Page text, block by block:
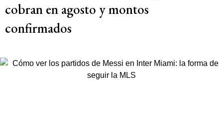
cobran en agosto y montos
confirmados